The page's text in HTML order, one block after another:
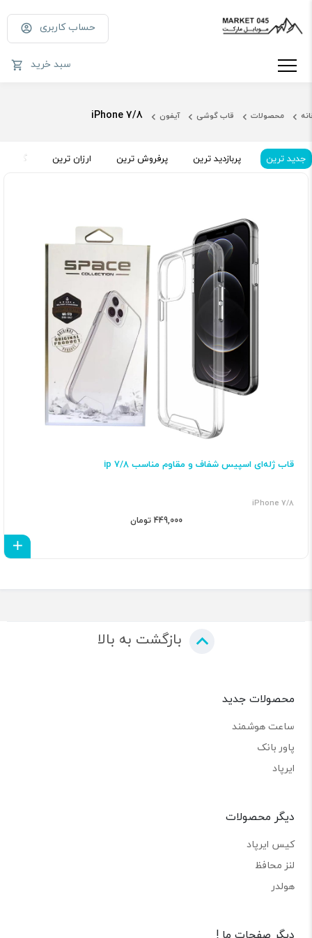
حساب کاربری
سبد خرید
محصولات قاب گوشی آیفون iPhone 7/8
جدید ترین پربازدید ترین پرفروش ترین ارزان ترین گران
قاب ژله‌ای اسپیس شفاف و مقاوم مناسب ip 7/8
iPhone 7/8
449,000 تومان
بازگشت به بالا
محصولات جدید
ساعت هوشمند
پاور بانک
ایرپاد
دیگر محصولات
کیس ایرپاد
لنز محافظ
هولدر